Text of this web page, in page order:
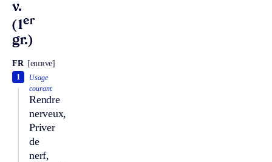
v.
(1er
gr.)
FR [enɛʀve]
Usage
courant.
Rendre
nerveux,
Priver
de
nerf,
1